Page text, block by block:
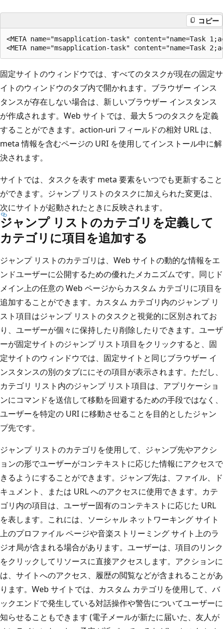
コピー
<META name="msapplication-task"
固定サイトのウィンドウでは、すべてのタスクが現在の固定サ
イトのウィンドウのタブ内で開かれます。ブラウザー インス
タンスが存在しない場合は、新しいブラウザー インスタンス
が作成されます。Web サイトでは、最大 5 つのタスクを定義
することができます。action-uri フィールドの相対 URL は、
meta 情報を含むページの URI を使用してインストール中に解
決されます。
サイトでは、タスクを表す meta 要素をいつでも更新すること
ができます。ジャンプ リストのタスクに加えられた変更は、
次にサイトが起動されたときに反映されます。
ジャンプ リストのカテゴリを定義して
カテゴリに項目を追加する
ジャンプ リストのカテゴリは、Web サイトの動的な情報をエ
ンドユーザーに公開するための優れたメカニズムです。同じド
メイン上の任意の Web ページからカスタム カテゴリに項目を
追加することができます。カスタム カテゴリ内のジャンプ リ
スト項目はジャンプ リストのタスクと視覚的に区別されてお
り、ユーザーが個々に保持したり削除したりできます。ユーザ
ーが固定サイトのジャンプ リスト項目をクリックすると、固
定サイトのウィンドウでは、固定サイトと同じブラウザー イ
ンスタンスの別のタブににその項目が表示されます。ただし、
カテゴリ リスト内のジャンプ リスト項目は、アプリケーショ
ンにコマンドを送信して移動を回避するための手段ではなく、
ユーザーを特定の URI に移動させることを目的としたジャン
プ先です。
ジャンプ リストのカテゴリを使用して、ジャンプ先やアクシ
ョンの形でユーザーがコンテキストに応じた情報にアクセスで
きるようにすることができます。ジャンプ先は、ファイル、ド
キュメント、または URL へのアクセスに使用できます。カテ
ゴリ内の項目は、ユーザー固有のコンテキストに応じた URL
を表します。これには、ソーシャル ネットワーキング サイト
上のプロファイル ページや音楽ストリーミング サイト上のラ
ジオ局が含まれる場合があります。ユーザーは、項目のリンク
をクリックしてリソースに直接アクセスします。アクションに
は、サイトへのアクセス、履歴の閲覧などが含まれることがあ
ります。Web サイトでは、カスタム カテゴリを使用して、バ
ックエンドで発生している対話操作や警告についてユーザーに
知らせることもできます (電子メールが新たに届いた、友人が